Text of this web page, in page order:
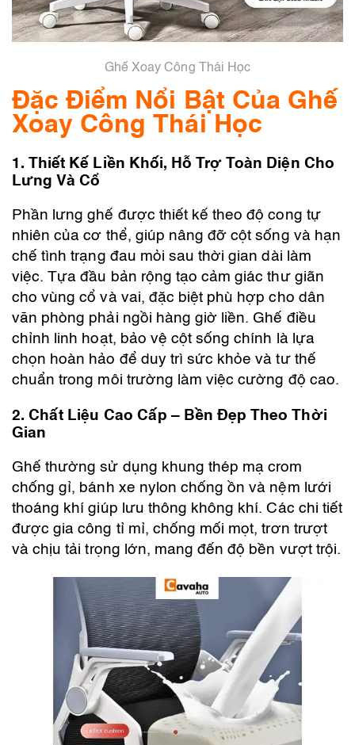
Ghế Xoay Công Thái Học
Đặc Điểm Nổi Bật Của Ghế
Xoay Công Thái Học
1. Thiết Kế Liền Khối, Hỗ Trợ Toàn Diện Cho
Lưng Và Cổ
Phần lưng ghế được thiết kế theo độ cong tự
nhiên của cơ thể, giúp nâng đỡ cột sống và hạn
chế tình trạng đau mỏi sau thời gian dài làm
việc. Tựa đầu bản rộng tạo cảm giác thư giãn
cho vùng cổ và vai, đặc biệt phù hợp cho dân
văn phòng phải ngồi hàng giờ liền. Ghế điều
chỉnh linh hoạt, bảo vệ cột sống chính là lựa
chọn hoàn hảo để duy trì sức khỏe và tư thế
chuẩn trong môi trường làm việc cường độ cao.
2. Chất Liệu Cao Cấp – Bền Đẹp Theo Thời
Gian
Ghế thường sử dụng khung thép mạ crom
chống gỉ, bánh xe nylon chống ồn và nệm lưới
thoáng khí giúp lưu thông không khí. Các chi tiết
được gia công tỉ mỉ, chống mối mọt, trơn trượt
và chịu tải trọng lớn, mang đến độ bền vượt trội.